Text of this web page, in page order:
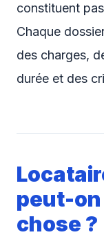
constituent
Chaque
des charges,
durée et des
peut-
chose ?